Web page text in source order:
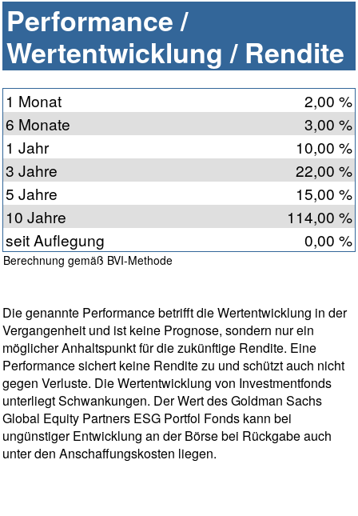
Performance /
Wertentwicklung / Rendite
1 Monat
2,00 %
6 Monate
3,00 %
1 Jahr
10,00 %
3 Jahre
22,00 %
5 Jahre
15,00 %
10 Jahre
114,00 %
seit Auflegung
0,00 %
Berechnung gemäß BVI-Methode
Die genannte Performance betrifft die Wertentwicklung in der
Vergangenheit und ist keine Prognose, sondern nur ein
möglicher Anhaltspunkt für die zukünftige Rendite. Eine
Performance sichert keine Rendite zu und schützt auch nicht
gegen Verluste. Die Wertentwicklung von Investmentfonds
unterliegt Schwankungen. Der Wert des Goldman Sachs
Global Equity Partners ESG Portfol Fonds kann bei
ungünstiger Entwicklung an der Börse bei Rückgabe auch
unter den Anschaffungskosten liegen.